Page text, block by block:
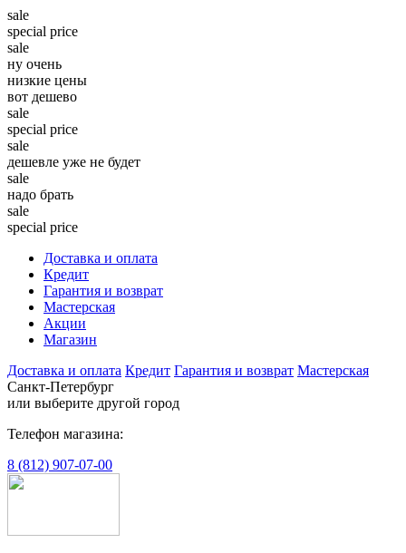
sale
special price
sale
ну очень
низкие цены
вот дешево
sale
special price
sale
дешевле уже не будет
sale
надо брать
sale
special price
Доставка и оплата
Кредит
Гарантия и возврат
Мастерская
Акции
Магазин
Доставка и оплата Кредит Гарантия и возврат Мастерская
Санкт-Петербург
или выберите другой город
Телефон магазина:
8 (812) 907-07-00